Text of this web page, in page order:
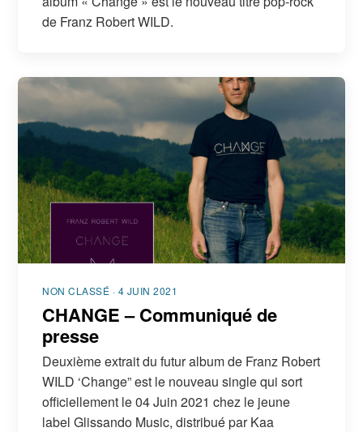
de Franz Robert WILD.
NON CLASSÉ · 4 JUIN 2021
CHANGE – Communiqué de
presse
Deuxième extrait du futur album de Franz Robert
WILD ‘Change” est le nouveau single qui sort
officiellement le 04 Juin 2021 chez le jeune
label Glissando Music, distribué par Kaa